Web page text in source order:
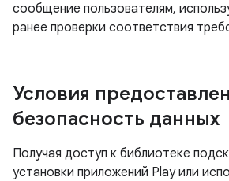
сообщение пользователям,
ранее проверки соответствия
Условия
безопасность данных
Получая доступ к библиотеке
установки приложений Play или